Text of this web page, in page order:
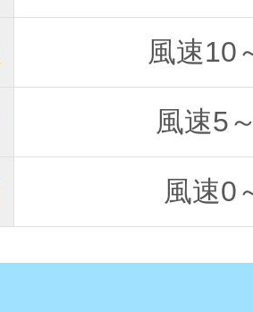
風速10
風速5
風速0